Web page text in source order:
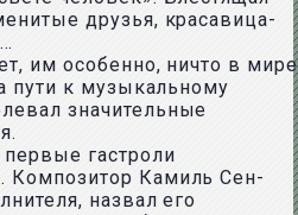
друзья, красавица-
им особенно, ничто в мире
пути к музыкальному
значительные
первые гастроли
Композитор Камиль Сен-
назвал его